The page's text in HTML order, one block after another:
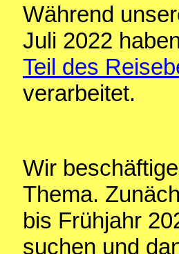
Während
Juli 2022
Teil des
verarbeitet.
Wir
Thema.
bis Frühjahr
suchen und